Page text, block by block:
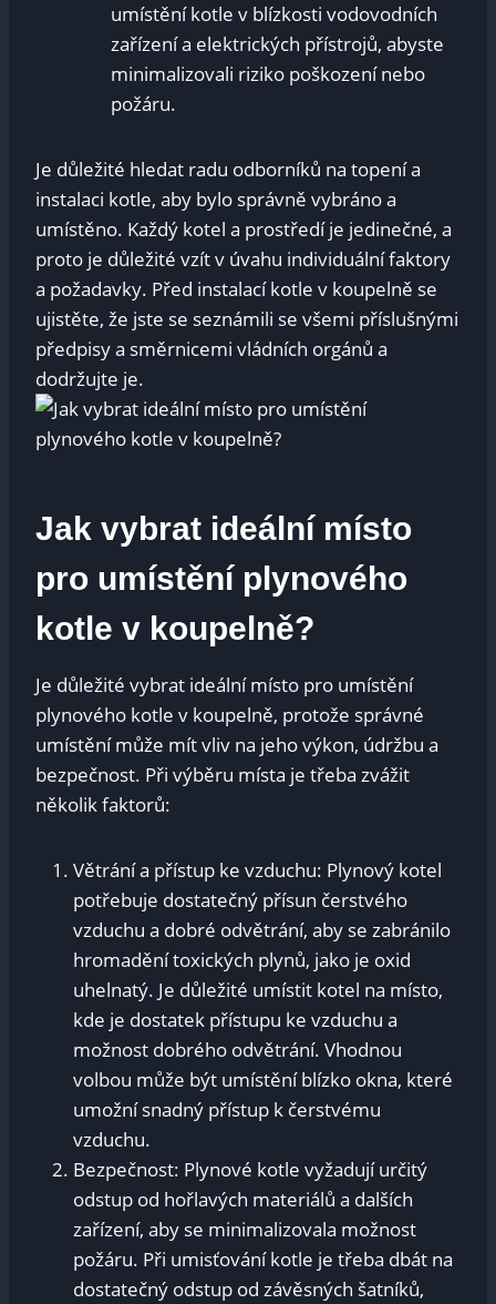
umístění kotle v blízkosti vodovodních
zařízení a elektrických přístrojů, abyste
minimalizovali riziko poškození nebo
požáru.
Je důležité hledat radu odborníků na topení a
instalaci kotle, aby bylo správně vybráno a
umístěno. Každý kotel a prostředí je jedinečné, a
proto je důležité vzít v úvahu individuální faktory
a požadavky. Před instalací kotle v koupelně se
ujistěte, že jste se seznámili se všemi příslušnými
předpisy a směrnicemi vládních orgánů a
dodržujte je.
Jak vybrat ideální místo
pro umístění plynového
kotle v koupelně?
Je důležité vybrat ideální místo pro umístění
plynového kotle v koupelně, protože správné
umístění může mít vliv na jeho výkon, údržbu a
bezpečnost. Při výběru místa je třeba zvážit
několik faktorů:
Větrání a přístup ke vzduchu: Plynový kotel
potřebuje dostatečný přísun čerstvého
vzduchu a dobré odvětrání, aby se zabránilo
hromadění toxických plynů, jako je oxid
uhelnatý. Je důležité umístit kotel na místo,
kde je dostatek přístupu ke vzduchu a
možnost dobrého odvětrání. Vhodnou
volbou může být umístění blízko okna, které
umožní snadný přístup k čerstvému
vzduchu.
Bezpečnost: Plynové kotle vyžadují určitý
odstup od hořlavých materiálů a dalších
zařízení, aby se minimalizovala možnost
požáru. Při umisťování kotle je třeba dbát na
dostatečný odstup od závěsných šatníků,